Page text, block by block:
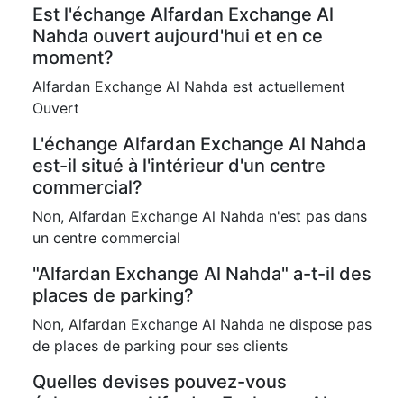
Est l'échange Alfardan Exchange Al
Nahda ouvert aujourd'hui et en ce
moment?
Alfardan Exchange Al Nahda est actuellement
Ouvert
L'échange Alfardan Exchange Al Nahda
est-il situé à l'intérieur d'un centre
commercial?
Non, Alfardan Exchange Al Nahda n'est pas dans
un centre commercial
"Alfardan Exchange Al Nahda" a-t-il des
places de parking?
Non, Alfardan Exchange Al Nahda ne dispose pas
de places de parking pour ses clients
Quelles devises pouvez-vous